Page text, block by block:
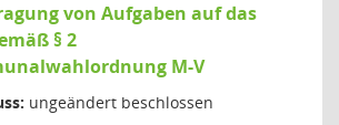
von Aufgaben auf das
§ 2
M-V
ungeändert beschlossen